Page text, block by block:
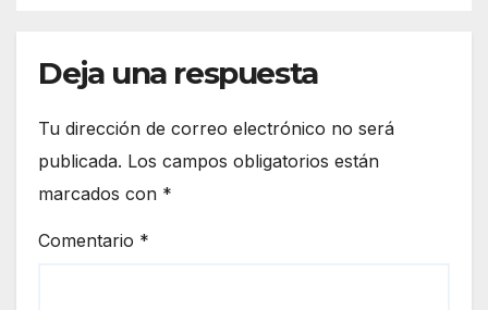
Deja una respuesta
Tu dirección de correo electrónico no será
publicada. Los campos obligatorios están
marcados con *
Comentario *